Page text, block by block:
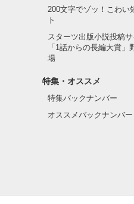
200文字でゾッ！こわい
ト
スターツ出版小説投稿
「1話からの長編大賞」
場
特集・オススメ
特集バックナンバー
オススメバックナンバー